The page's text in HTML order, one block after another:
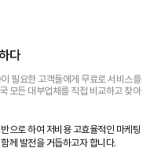
다
필요한 고객들에게 무료로 서비스를
모든 대부업체를 직접 비교하고 찾아
으로 하여 저비용 고효율적인 마케팅
께 발전을 거듭하고자 합니다.